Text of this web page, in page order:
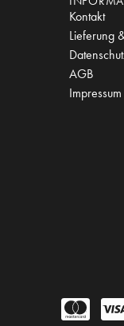
Kontakt
Lieferung
AGB
Impressum